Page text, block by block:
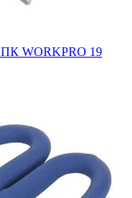
WORKPRO 19